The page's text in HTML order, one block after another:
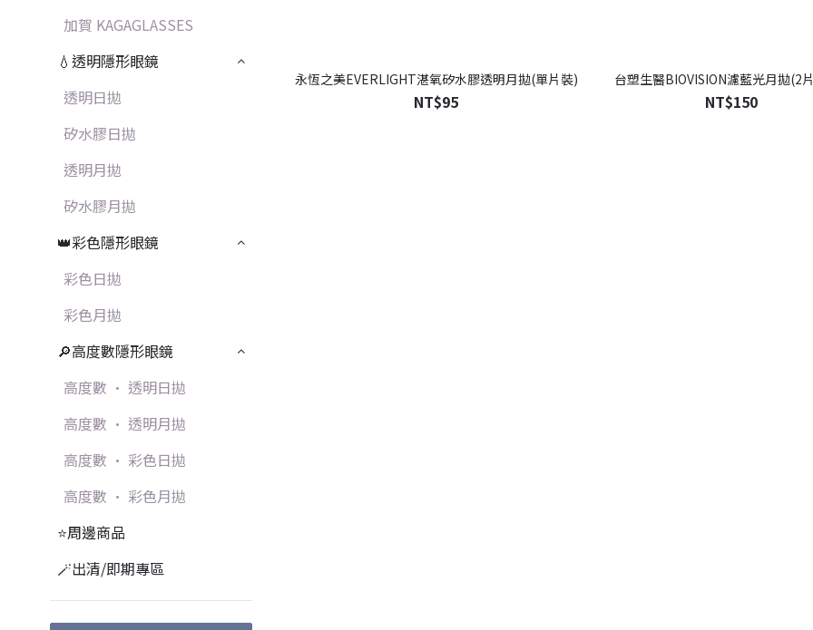
加賀 KAGAGLASSES
💧透明隱形眼鏡
透明日拋
矽水膠日拋
透明月拋
矽水膠月拋
👑彩色隱形眼鏡
彩色日拋
彩色月拋
🔎高度數隱形眼鏡
高度數 • 透明日拋
高度數 • 透明月拋
高度數 • 彩色日拋
高度數 • 彩色月拋
⭐周邊商品
🪄出清/即期專區
永恆之美EVERLIGHT湛氧矽水膠透明月拋(單片裝)
NT$95
台塑生醫BIOVISION濾藍光月拋(2
NT$150